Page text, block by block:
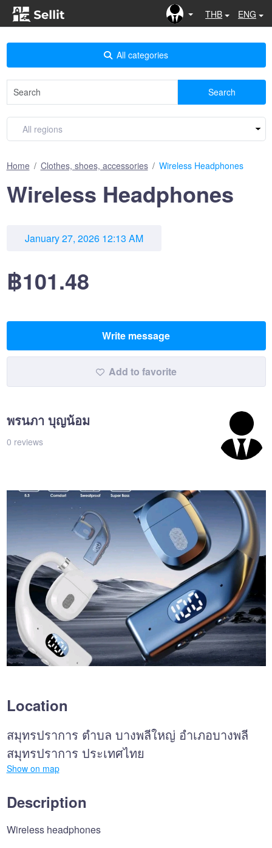
THB ENG
All categories
Search
Home Clothes, shoes, accessories Wireless Headphones
Wireless Headphones
January 27, 2026 12:13 AM
Location
สมุทรปราการ ตำบล บางพลีใหญ่ อำเภอบางพลี
สมุทรปราการ ประเทศไทย
Show on map
Description
Wireless headphones
฿101.48
Write message
Add to favorite
พรนภา บุญน้อม
0 reviews